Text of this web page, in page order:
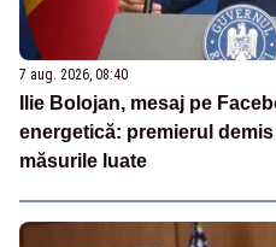
7 aug. 2026, 08:40
Ilie Bolojan, mesaj pe
energetică: premierul
măsurile luate